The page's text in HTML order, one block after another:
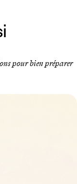
pour bien préparer